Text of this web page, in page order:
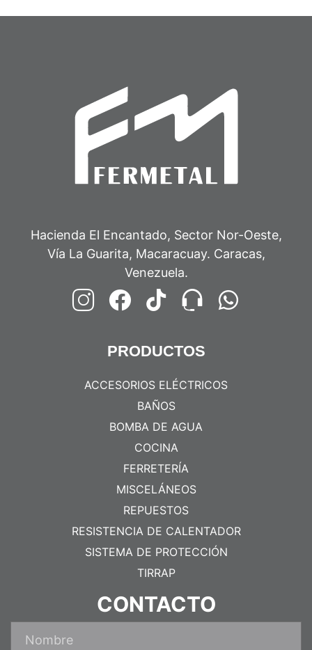
Hacienda El Encantado, Sector Nor-Oeste,
Vía La Guarita, Macaracuay. Caracas,
Venezuela.
PRODUCTOS
ACCESORIOS ELÉCTRICOS
BAÑOS
BOMBA DE AGUA
COCINA
FERRETERÍA
MISCELÁNEOS
REPUESTOS
RESISTENCIA DE CALENTADOR
SISTEMA DE PROTECCIÓN
TIRRAP
CONTACTO